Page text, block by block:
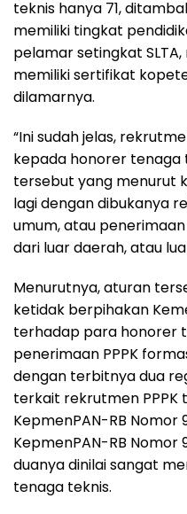
teknis hanya 71,
memiliki tingkat
pelamar setingkat
memiliki sertifikat
dilamarnya.
“Ini sudah jelas,
kepada honorer tenaga
tersebut yang menurut
lagi dengan dibukanya
umum, atau
dari luar daerah, atau
Menurutnya, aturan
ketidak berpihakan
terhadap para honorer
penerimaan PPPK
dengan terbitnya dua
terkait rekrutmen PPPK
KepmenPAN-RB Nomor
KepmenPAN-RB Nomor
duanya dinilai sangat
tenaga teknis.